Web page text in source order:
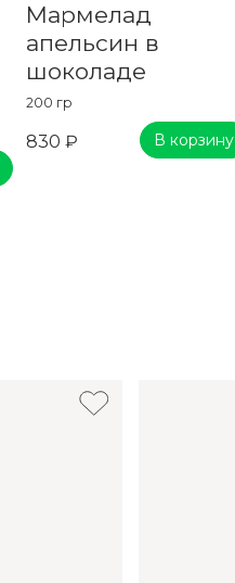
Мармелад
апельсин в
шоколаде
200 гр
830 ₽ В корзину